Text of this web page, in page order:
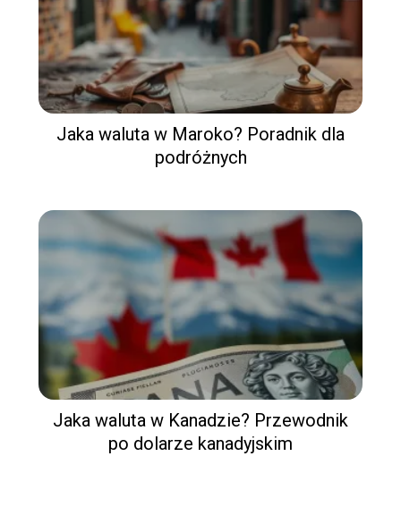
Jaka waluta w Maroko? Poradnik dla
podróżnych
Jaka waluta w Kanadzie? Przewodnik
po dolarze kanadyjskim